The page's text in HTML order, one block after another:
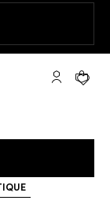
L'account
Il tuo